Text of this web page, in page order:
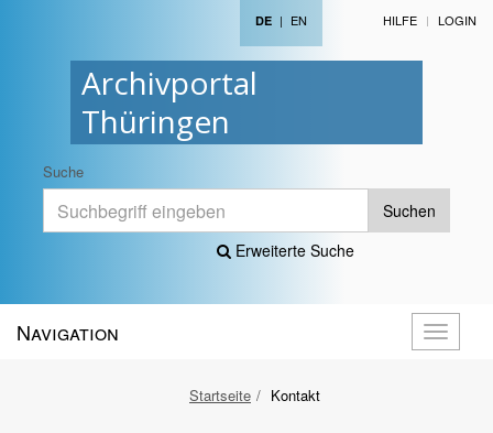
Archivportal
Thüringen
DE | EN HILFE LOGIN
Suche
Suchen
Erweiterte Suche
öffnen
Navigation
Startseite Kontakt